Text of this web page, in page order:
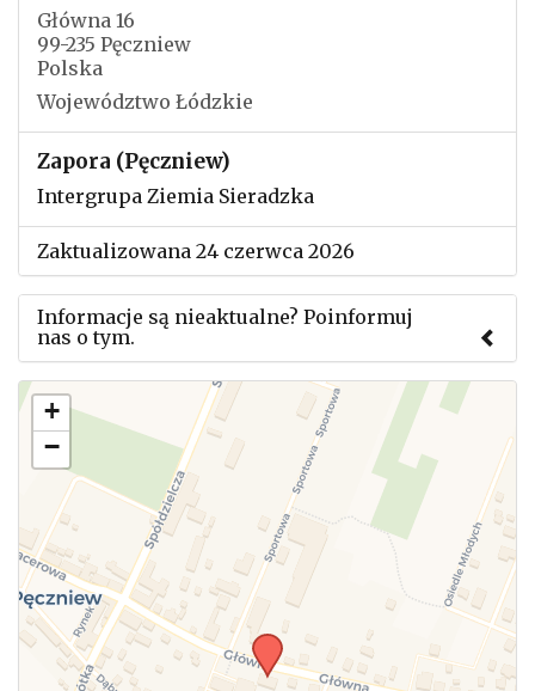
Główna 16
99-235 Pęczniew
Polska
Województwo Łódzkie
Zapora (Pęczniew)
Intergrupa Ziemia Sieradzka
Zaktualizowana 24 czerwca 2026
Informacje są nieaktualne? Poinformuj
nas o tym.
Użyj tego formularza aby przesłać informację o
zmianach w powyższym mityngu.
+
−